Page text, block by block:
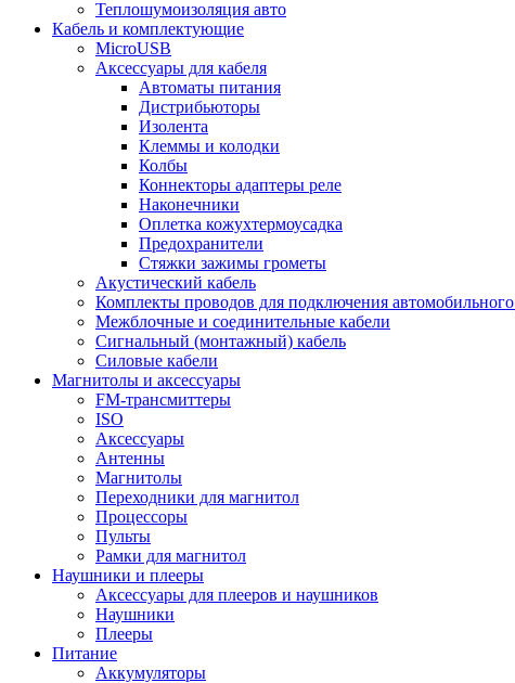
Теплошумоизоляция авто
Кабель и комплектующие
MicroUSB
Аксессуары для кабеля
Автоматы питания
Дистрибьюторы
Изолента
Клеммы и колодки
Колбы
Коннекторы адаптеры реле
Наконечники
Оплетка кожухтермоусадка
Предохранители
Стяжки зажимы грометы
Акустический кабель
Комплекты проводов для подключения автомобильного
Межблочные и соединительные кабели
Сигнальный (монтажный) кабель
Силовые кабели
Магнитолы и аксессуары
FM-трансмиттеры
ISO
Аксессуары
Антенны
Магнитолы
Переходники для магнитол
Процессоры
Пульты
Рамки для магнитол
Наушники и плееры
Аксессуары для плееров и наушников
Наушники
Плееры
Питание
Аккумуляторы